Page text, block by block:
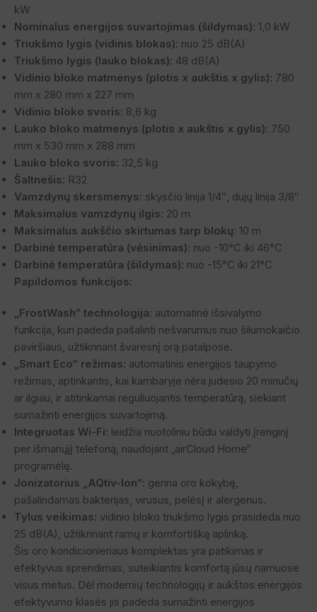
kW
Nominalus energijos suvartojimas (šildymas): 1,0 kW
Triukšmo lygis (vidinis blokas): nuo 25 dB(A)
Triukšmo lygis (lauko blokas): 48 dB(A)
Vidinio bloko matmenys (plotis x aukštis x gylis): 780
mm x 280 mm x 227 mm
Vidinio bloko svoris: 8,6 kg
Lauko bloko matmenys (plotis x aukštis x gylis): 750
mm x 530 mm x 288 mm
Lauko bloko svoris: 32,5 kg
Šaltnešis: R32
Vamzdynų skersmenys: skysčio linija 1/4″, dujų linija 3/8″
Maksimalus vamzdynų ilgis: 20 m
Maksimalus aukščio skirtumas tarp blokų: 10 m
Darbinė temperatūra (vėsinimas): nuo -10°C iki 46°C
Darbinė temperatūra (šildymas): nuo -15°C iki 21°C
Papildomos funkcijos:
„FrostWash“ technologija: automatinė išsivalymo
funkcija, kuri padeda pašalinti nešvarumus nuo šilumokaičio
paviršiaus, užtikrinant švaresnį orą patalpose.
„Smart Eco“ režimas: automatinis energijos taupymo
režimas, aptinkantis, kai kambaryje nėra judesio 20 minučių
ar ilgiau, ir atitinkamai reguliuojantis temperatūrą, siekiant
sumažinti energijos suvartojimą.
Integruotas Wi-Fi: leidžia nuotoliniu būdu valdyti įrenginį
per išmanųjį telefoną, naudojant „airCloud Home“
programėlę.
Jonizatorius „AQtiv-Ion“: gerina oro kokybę,
pašalindamas bakterijas, virusus, pelėsį ir alergenus.
Tylus veikimas: vidinio bloko triukšmo lygis prasideda nuo
25 dB(A), užtikrinant ramų ir komfortišką aplinką.
Šis oro kondicionieriaus komplektas yra patikimas ir
efektyvus sprendimas, suteikiantis komfortą jūsų namuose
visus metus. Dėl modernių technologijų ir aukštos energijos
efektyvumo klasės jis padeda sumažinti energijos